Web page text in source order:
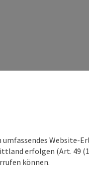
Website-
erfolgen (Art. 49
können.